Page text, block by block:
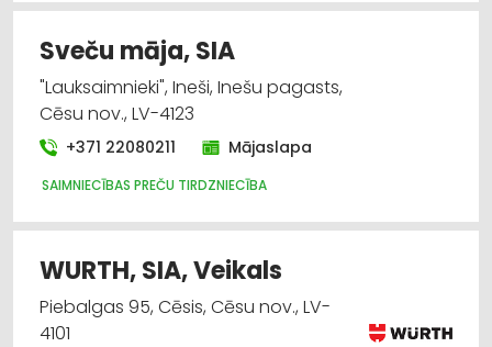
Sveču māja, SIA
"Lauksaimnieki", Ineši, Inešu pagasts,
Cēsu nov., LV-4123
+371 22080211 Mājaslapa
SAIMNIECĪBAS PREČU TIRDZNIECĪBA
WURTH, SIA, Veikals
Piebalgas 95, Cēsis, Cēsu nov., LV-
4101